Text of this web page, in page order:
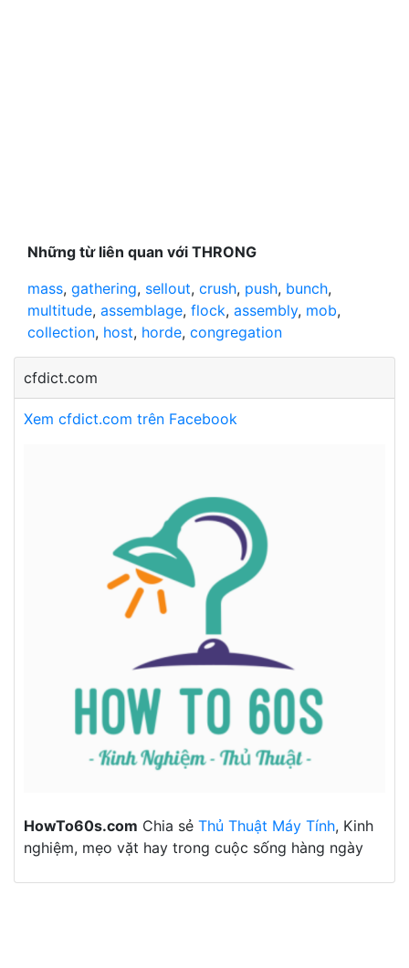
Những từ liên quan với THRONG
mass, gathering, sellout, crush, push, bunch,
multitude, assemblage, flock, assembly, mob,
collection, host, horde, congregation
cfdict.com
Xem cfdict.com trên Facebook
HowTo60s.com Chia sẻ Thủ Thuật Máy Tính, Kinh
nghiệm, mẹo vặt hay trong cuộc sống hàng ngày